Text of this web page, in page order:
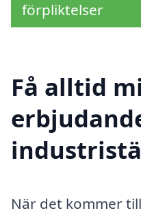
förpliktelser
Få alltid
När det kommer